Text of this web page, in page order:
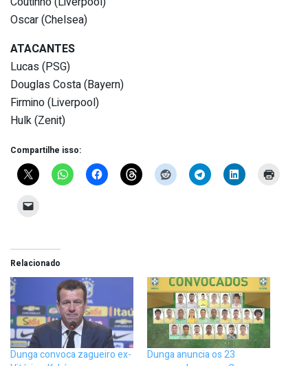
Oscar (Chelsea)
ATACANTES
Lucas (PSG)
Douglas Costa (Bayern)
Firmino (Liverpool)
Hulk (Zenit)
Compartilhe isso:
Relacionado
Dunga convoca zagueiro ex-
Dunga anuncia os 23